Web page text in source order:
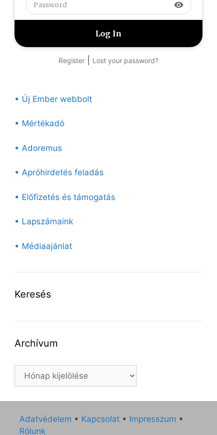
visibility
Register Lost your password?
• Új Ember webbolt
• Mértékadó
• Adoremus
• Apróhirdetés feladás
• Előfizetés és támogatás
• Lapszámaink
• Médiaajánlat
Keresés
Archívum
Archívum
Adatvédelem • Kapcsolat • Impresszum •
Rólunk